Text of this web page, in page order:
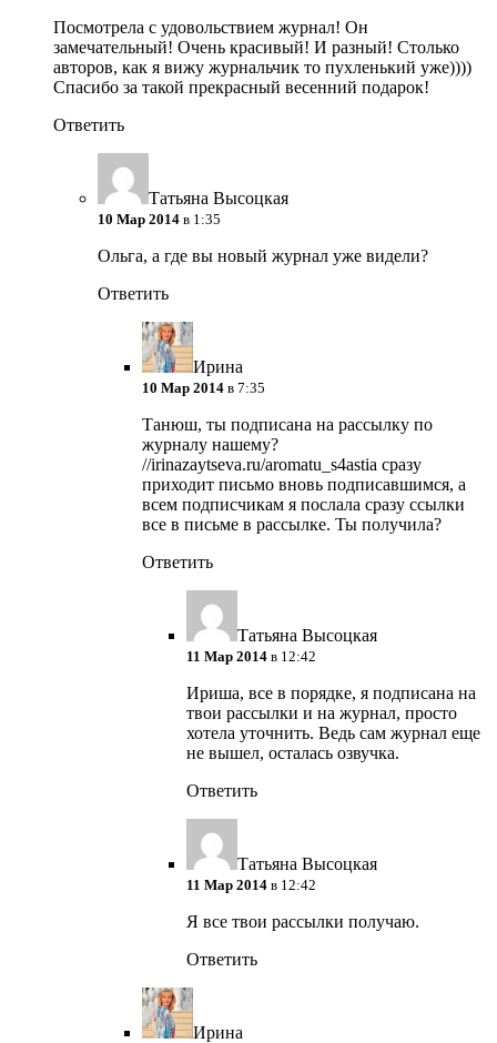
Посмотрела с удовольствием журнал! Он
замечательный! Очень красивый! И разный! Столько
авторов, как я вижу журнальчик то пухленький уже))))
Спасибо за такой прекрасный весенний подарок!
Ответить
Татьяна Высоцкая
10 Мар 2014 в 1:35
Ольга, а где вы новый журнал уже видели?
Ответить
Ирина
10 Мар 2014 в 7:35
Танюш, ты подписана на рассылку по
журналу нашему?
//irinazaytseva.ru/aromatu_s4astia сразу
приходит письмо вновь подписавшимся, а
всем подписчикам я послала сразу ссылки
все в письме в рассылке. Ты получила?
Ответить
Татьяна Высоцкая
11 Мар 2014 в 12:42
Ириша, все в порядке, я подписана на
твои рассылки и на журнал, просто
хотела уточнить. Ведь сам журнал еще
не вышел, осталась озвучка.
Ответить
Татьяна Высоцкая
11 Мар 2014 в 12:42
Я все твои рассылки получаю.
Ответить
Ирина